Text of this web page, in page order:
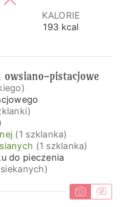
KALORIE
193 kcal
owsiano-pistacjowe
(1 szklanka)
(1 szklanka)
do pieczenia